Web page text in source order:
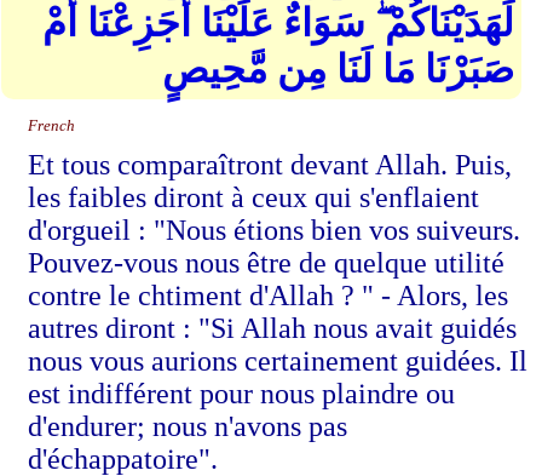
لَهَدَيْنَاكُمْ ۖ سَوَاءٌ عَلَيْنَا أَجَزِعْنَا أَمْ
صَبَرْنَا مَا لَنَا مِن مَّحِيصٍ
French
Et tous comparaîtront devant Allah. Puis,
les faibles diront à ceux qui s'enflaient
d'orgueil : "Nous étions bien vos suiveurs.
Pouvez-vous nous être de quelque utilité
contre le chtiment d'Allah ? " - Alors, les
autres diront : "Si Allah nous avait guidés
nous vous aurions certainement guidées. Il
est indifférent pour nous plaindre ou
d'endurer; nous n'avons pas
d'échappatoire".